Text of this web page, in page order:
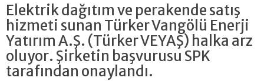
Elektrik dağıtım ve perakende satış
hizmeti sunan Türker Vangölü Enerji
Yatırım A.Ş. (Türker VEYAŞ) halka arz
oluyor. Şirketin başvurusu SPK
tarafından onaylandı.